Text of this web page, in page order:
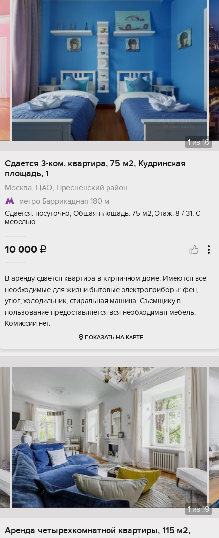
1из16
Сдается 3-ком. квартира, 75 м2, Кудринская
площадь, 1
Москва, ЦАО, Пресненский район
метро Баррикадная 180 м
Сдается: посуточно, Общая площадь: 75 м2, Этаж: 8 / 31, С
мебелью
10 000 
В аренду сдается квартира в кирпичном доме. Имеются все
необходимые для жизни бытовые электроприборы: фен,
утюг, холодильник, стиральная машина. Съемщику в
пользование предоставляется вся необходимая мебель.
Комиссии нет.
ПОКАЗАТЬ НА КАРТЕ
1из19
Аренда четырехкомнатной квартиры, 115 м2,